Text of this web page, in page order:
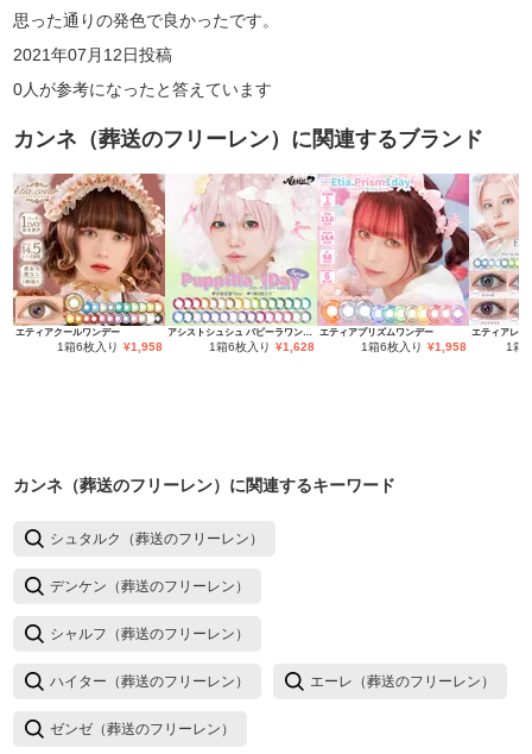
思った通りの発色で良かったです。
2021年07月12日投稿
0人が参考になったと答えています
カンネ（葬送のフリーレン） に関連するブランド
エティアクールワンデー
1箱6枚入り ¥1,958
アシストシュシュ パピーラワンデー
1箱6枚入り ¥1,628
エティアプリズムワンデー
1箱6枚入り ¥1,958
エティアレオ
1箱
カンネ（葬送のフリーレン） に関連するキーワード
シュタルク（葬送のフリーレン）
デンケン（葬送のフリーレン）
シャルフ（葬送のフリーレン）
ハイター（葬送のフリーレン） エーレ（葬送のフリーレン）
ゼンゼ（葬送のフリーレン）